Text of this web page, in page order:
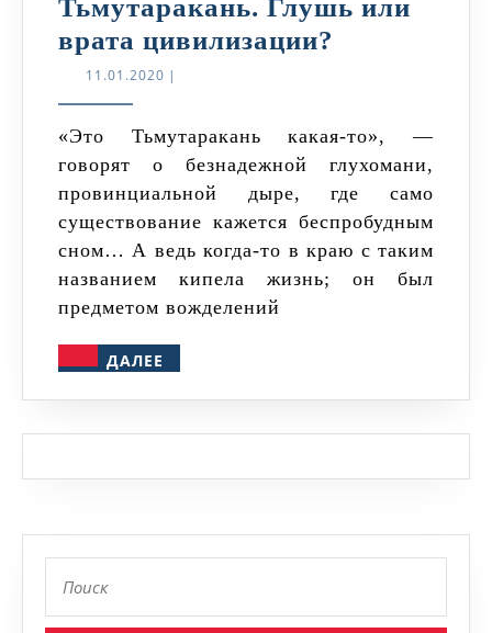
Тьмутаракань. Глушь или
врата цивилизации?
врата
11.01.2020 11.01.2020
|
«Это Тьмутаракань какая-то», —
говорят о безнадежной глухомани,
провинциальной дыре, где само
существование кажется беспробудным
сном… А ведь когда-то в краю с таким
названием кипела жизнь; он был
предметом вожделений
ДАЛЕЕ